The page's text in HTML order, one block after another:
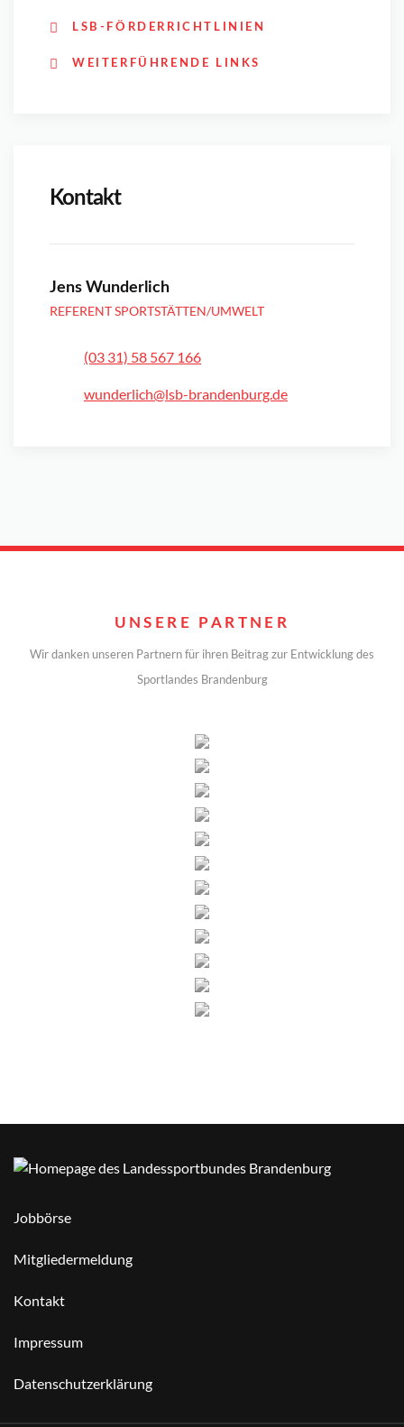
LSB-FÖRDERRICHTLINIEN
WEITERFÜHRENDE LINKS
Kontakt
Jens Wunderlich
REFERENT SPORTSTÄTTEN/UMWELT
(03 31) 58 567 166
wunderlich@lsb-brandenburg.de
UNSERE PARTNER
Wir danken unseren Partnern für ihren Beitrag zur Entwicklung des
Sportlandes Brandenburg
Jobbörse
Mitgliedermeldung
Kontakt
Impressum
Datenschutzerklärung